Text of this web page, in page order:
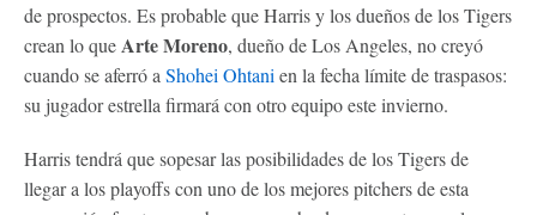
de prospectos. Es probable que Harris y los dueños de los Tigers
crean lo queArte Moreno, dueño de Los Angeles, no creyó
cuando se aferró a Shohei Ohtani en la fecha límite de traspasos:
su jugador estrella firmará con otro equipo este invierno.
Harris tendrá que sopesar las posibilidades de los Tigers de
llegar a los playoffs con uno de los mejores pitchers de esta